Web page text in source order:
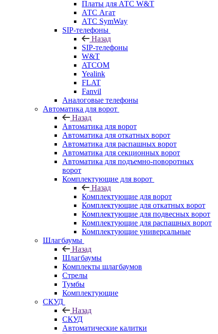
Платы для АТС W&T
АТС Агат
АТС SymWay
SIP-телефоны
Назад
SIP-телефоны
W&T
ATCOM
Yealink
FLAT
Fanvil
Аналоговые телефоны
Автоматика для ворот
Назад
Автоматика для ворот
Автоматика для откатных ворот
Автоматика для распашных ворот
Автоматика для секционных ворот
Автоматика для подъемно-поворотных
ворот
Комплектующие для ворот
Назад
Комплектующие для ворот
Комплектующие для откатных ворот
Комплектующие для подвесных ворот
Комплектующие для распашных ворот
Комплектующие универсальные
Шлагбаумы
Назад
Шлагбаумы
Комплекты шлагбаумов
Стрелы
Тумбы
Комплектующие
СКУД
Назад
СКУД
Автоматические калитки